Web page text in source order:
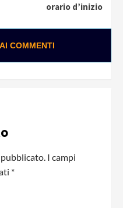
orario d’inizio
COMMENTI
I campi
*